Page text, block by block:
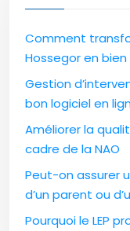
Comment
Hossegor en
Gestion
bon logiciel en
Améliorer la
cadre de la NAO
Peut-on assurer
d’un parent ou
Pourquoi le LEP